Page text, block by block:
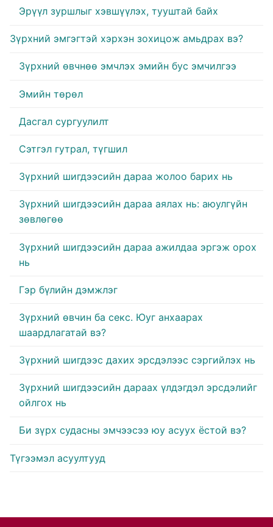
Эрүүл зуршлыг хэвшүүлэх, тууштай байх
Зүрхний эмгэгтэй хэрхэн зохицож амьдрах вэ?
Зүрхний өвчнөө эмчлэх эмийн бус эмчилгээ
Эмийн төрөл
Дасгал сургуулилт
Сэтгэл гутрал, түгшил
Зүрхний шигдээсийн дараа жолоо барих нь
Зүрхний шигдээсийн дараа аялах нь: аюулгүйн
зөвлөгөө
Зүрхний шигдээсийн дараа ажилдаа эргэж орох
нь
Гэр бүлийн дэмжлэг
Зүрхний өвчин ба секс. Юуг анхаарах
шаардлагатай вэ?
Зүрхний шигдээс дахих эрсдэлээс сэргийлэх нь
Зүрхний шигдээсийн дараах үлдэгдэл эрсдэлийг
ойлгох нь
Би зүрх судасны эмчээсээ юу асуух ёстой вэ?
Түгээмэл асуултууд